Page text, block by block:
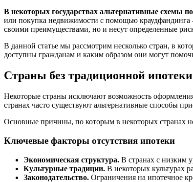
В некоторых государствах альтернативные схемы
или покупка недвижимости с помощью
своими преимуществами, но и несут определенные
В данной статье мы рассмотрим несколько стран, в
доступны гражданам и каким образом они могут
Страны без традиционной
Некоторые страны исключают возможность
странах часто существуют альтернативные способы
Основные причины, по которым в некоторых странах
Ключевые факторы отсутствия ипотеки
Экономическая структура. В странах с низким
Культурные традиции. В некоторых культурах
Законодательство. Ограничения на ипотечное